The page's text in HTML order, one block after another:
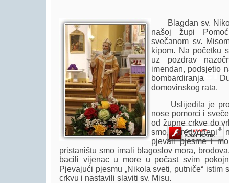
Player.
Blagdan sv.
našoj župi
svečanom sv.
kipom. Na početku
uz pozdrav
imendan, podsjetio
bombardiranja
domovinskog rata.
Uslijedila je
nose pomorci i
od župne crkve do
smo, predvođeni
pjevali pjesme i
pristaništu smo imali blagoslov mora,
bacili vijenac u more u počast svim
Pjevajući pjesmu „Nikola sveti, putniče“ istim
crkvu i nastavili slaviti sv. Misu.